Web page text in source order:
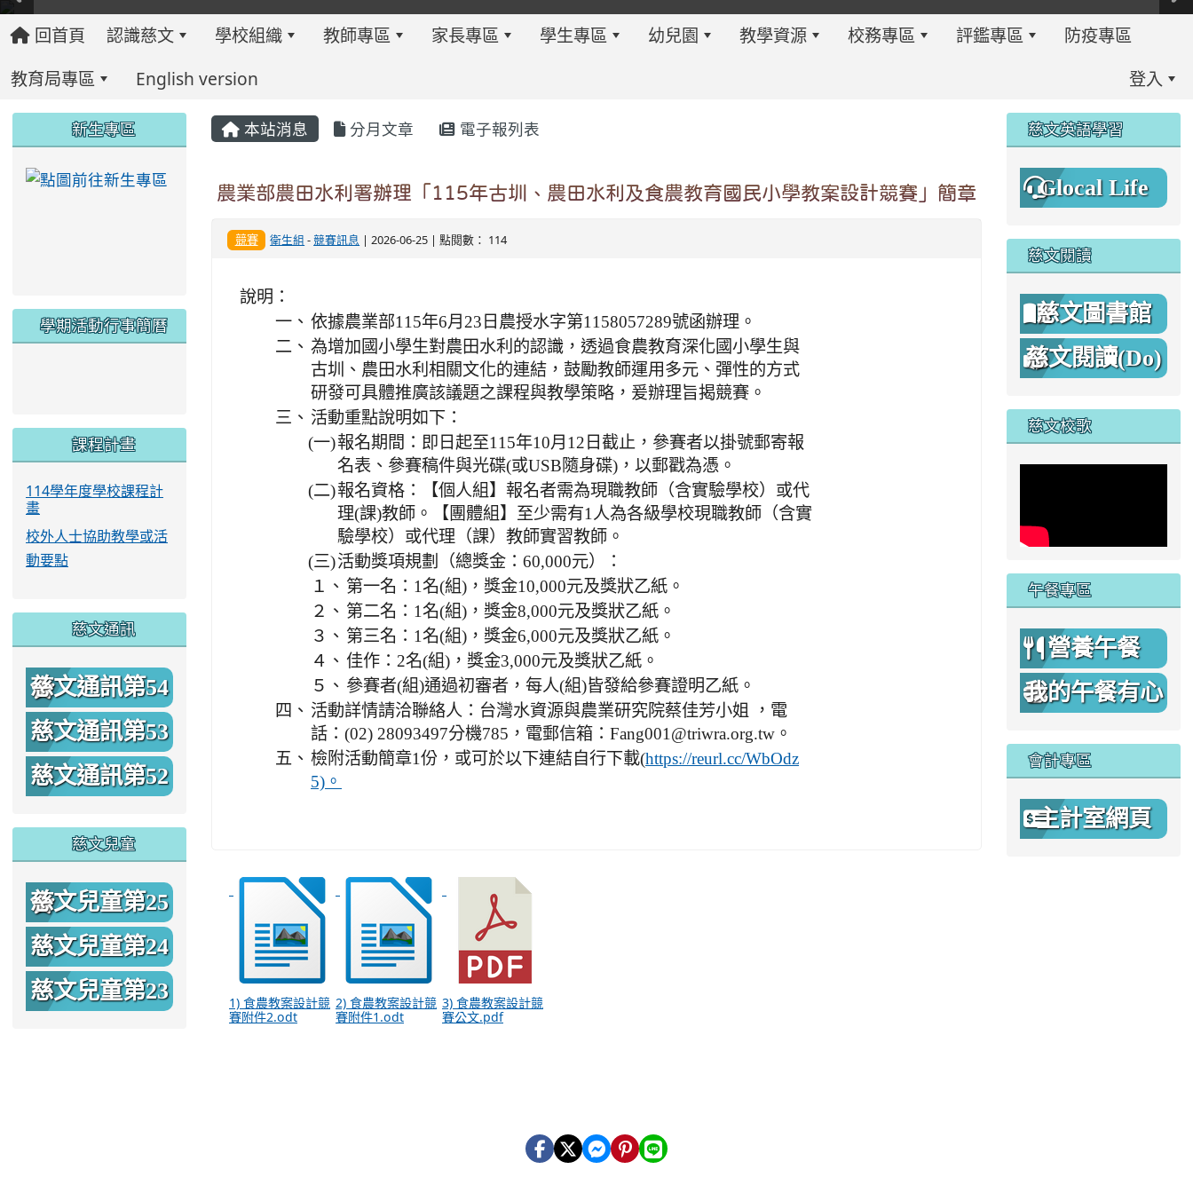
回首頁 認識慈文 學校組織 教師專區 家長專區 學生專區 幼兒園 教學資源 校務專區 評鑑專區
防疫專區
教育局專區
English version 登入
本站消息 分月文章 電子報列表
農業部農田水利署辦理「115年古圳、農田水利及食農教育國民小學教案設計競賽」簡章
競賽 衛生組 -競賽訊息 | 2026-06-25 | 點閱數： 114
說明：
一、 依據農業部115年6月23日農授水字第1158057289號函辦理。
二、 為增加國小學生對農田水利的認識，透過食農教育深化國小學生與
古圳、農田水利相關文化的連結，鼓勵教師運用多元、彈性的方式
研發可具體推廣該議題之課程與教學策略，爰辦理旨揭競賽。
三、 活動重點說明如下：
(一)報名期間：即日起至115年10月12日截止，參賽者以掛號郵寄報
名表、參賽稿件與光碟(或USB隨身碟)，以郵戳為憑。
(二)報名資格：【個人組】報名者需為現職教師（含實驗學校）或代
理(課)教師。【團體組】至少需有1人為各級學校現職教師（含實
驗學校）或代理（課）教師實習教師。
(三)活動獎項規劃（總獎金：60,000元）：
１、 第一名：1名(組)，獎金10,000元及獎狀乙紙。
２、 第二名：1名(組)，獎金8,000元及獎狀乙紙。
３、 第三名：1名(組)，獎金6,000元及獎狀乙紙。
４、 佳作：2名(組)，獎金3,000元及獎狀乙紙。
５、 參賽者(組)通過初審者，每人(組)皆發給參賽證明乙紙。
四、 活動詳情請洽聯絡人：台灣水資源與農業研究院蔡佳芳小姐 ，電
話：(02) 28093497分機785，電郵信箱：Fang001@triwra.org.tw。
五、 檢附活動簡章1份，或可於以下連結自行下載(https://reurl.cc/WbOdz
5)。
1) 食農教案設計競
賽附件2.odt
2) 食農教案設計競
賽附件1.odt
3) 食農教案設計競
賽公文.pdf
新生專區
link to https://www.twes.tyc.edu.tw/modules/tadnews/index.php?ncsn=6
學期活動行事簡曆
link to https://www.twes.tyc.edu.tw/uploads/tad_blocks/image/113-1%E6%B4%BB%E5%8B%95%E8%A1%8C%E4%BA%8B%E7%B0%A1%E6%9B%86.jpg \
link to https://www.twes.tyc.edu.tw/uploads/tad_blocks/image/114-2%E6%B4%BB%E5%8B%95%E8%A1%8C%E4%BA%8B%E7%B0%A1%E6%9B%86A.png
課程計畫
114學年度學校課程計
畫
校外人士協助教學或活
動要點
慈文通訊
慈文通訊第54
期
慈文通訊第53
期
慈文通訊第52
慈文兒童
慈文兒童第25
期
慈文兒童第24
期
慈文兒童第23
慈文英語學習
Glocal Life
慈文閱讀
慈文圖書館
慈文閱讀(Do)
慈文校歌
午餐專區
營養午餐
我的午餐有心
會計專區
主計室網頁